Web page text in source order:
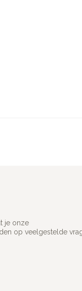
je onze
op veelgestelde